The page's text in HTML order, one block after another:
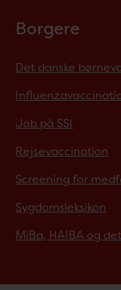
Borgere
Det danske
Job på SSI
Rejsevaccination
Screening for
Sygdomsleksikon
MiBa, HAIBA og